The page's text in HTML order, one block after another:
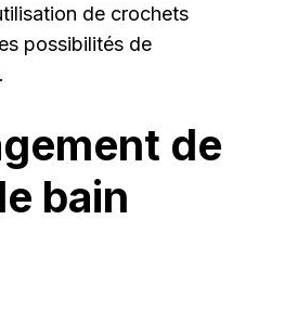
de crochets
possibilités de
de
bain